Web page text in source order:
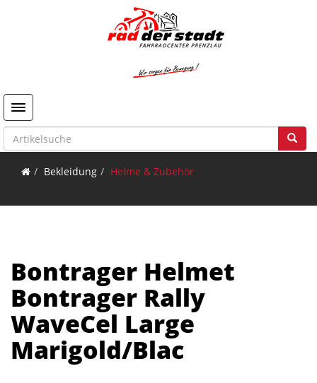
Toggle navigation
Bekleidung Helme & Zubehör
Bontrager Helmet
Bontrager Rally
WaveCel Large
Marigold/Blac